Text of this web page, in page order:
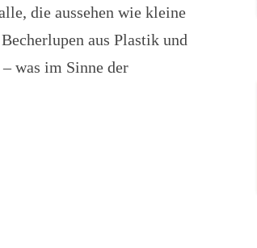
die aussehen wie kleine
aus Plastik und
was im Sinne der